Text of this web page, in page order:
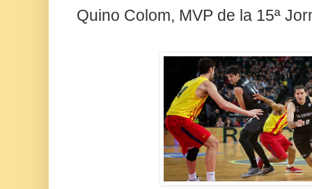
Quino Colom, MVP de la 15ª